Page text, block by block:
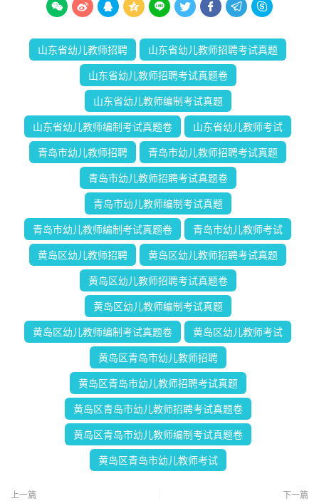
        
山东省幼儿教师招聘 山东省幼儿教师招聘考试真题
山东省幼儿教师招聘考试真题卷
山东省幼儿教师编制考试真题
山东省幼儿教师编制考试真题卷 山东省幼儿教师考试
青岛市幼儿教师招聘 青岛市幼儿教师招聘考试真题
青岛市幼儿教师招聘考试真题卷
青岛市幼儿教师编制考试真题
青岛市幼儿教师编制考试真题卷 青岛市幼儿教师考试
黄岛区幼儿教师招聘 黄岛区幼儿教师招聘考试真题
黄岛区幼儿教师招聘考试真题卷
黄岛区幼儿教师编制考试真题
黄岛区幼儿教师编制考试真题卷 黄岛区幼儿教师考试
黄岛区青岛市幼儿教师招聘
黄岛区青岛市幼儿教师招聘考试真题
黄岛区青岛市幼儿教师招聘考试真题卷
黄岛区青岛市幼儿教师编制考试真题卷
黄岛区青岛市幼儿教师考试
上一篇 下一篇